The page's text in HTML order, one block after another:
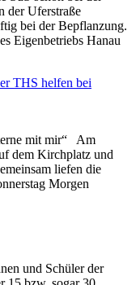
der Uferstraße
bei der Bepflanzung.
Eigenbetriebs Hanau
THS helfen bei
mit mir“ Am
dem Kirchplatz und
liefen die
Morgen
und Schüler der